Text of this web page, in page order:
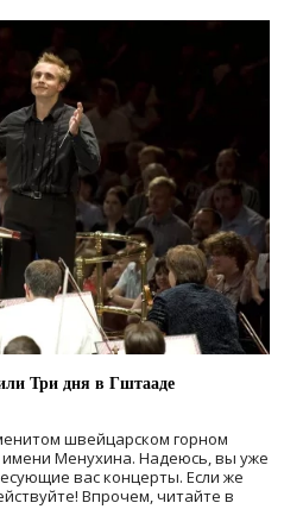
Три дня в Гштааде
швейцарском горном
имени Менухина. Надеюсь, вы уже
вас концерты. Если же
Впрочем, читайте в